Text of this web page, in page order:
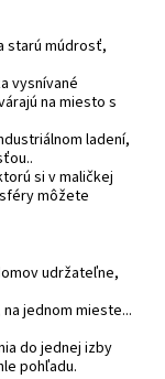
starú múdrosť,
vysnívané
na miesto s
ladení,
si v maličkej
môžete
udržateľne,
jednom mieste...
do jednej izby
pohľadu.